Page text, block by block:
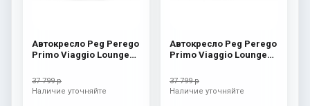
Автокресло Peg Perego
Primo Viaggio Lounge
37 799 р
Наличие уточняйте
Автокресло Peg Perego
Primo Viaggio Lounge
37 799 р
Наличие уточняйте